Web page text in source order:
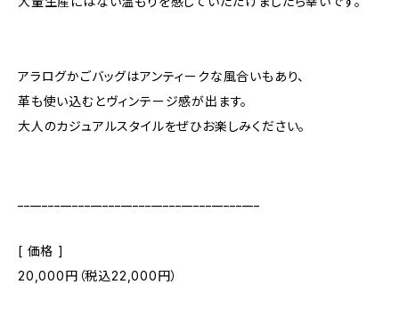
アラログかごバッグはアンティークな風合いもあり、
革も使い込むとヴィンテージ感が出ます。
大人のカジュアルスタイルをぜひお楽しみください。
[ 価格 ]
20,000円（税込22,000円）